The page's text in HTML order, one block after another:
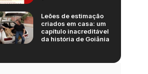
Leões de estimação
criados em casa: um
capítulo inacreditável
da história de Goiânia